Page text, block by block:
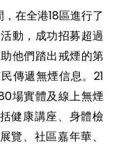
在全港18區進行了
動，成功招募超過
他們踏出戒煙的第
傳遞無煙信息。21
場實體及線上無煙
健康講座、身體檢
覽、社區嘉年華、